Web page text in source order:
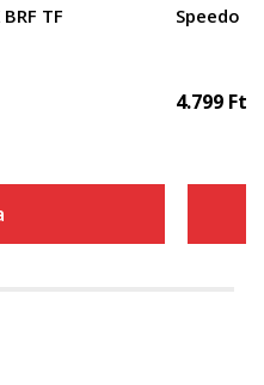
TF
Speedo
4.799 Ft